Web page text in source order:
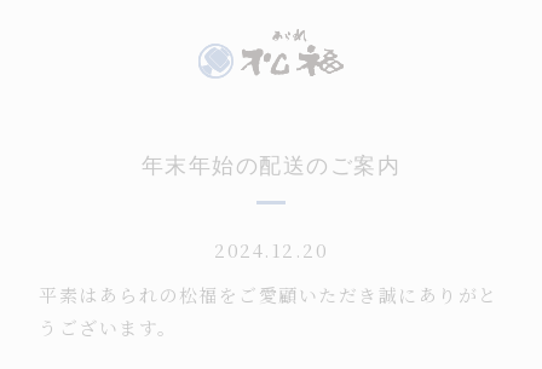
年末年始の配送のご案内
2024.12.20
平素はあられの松福をご愛顧いただき誠にありがと
うございます。